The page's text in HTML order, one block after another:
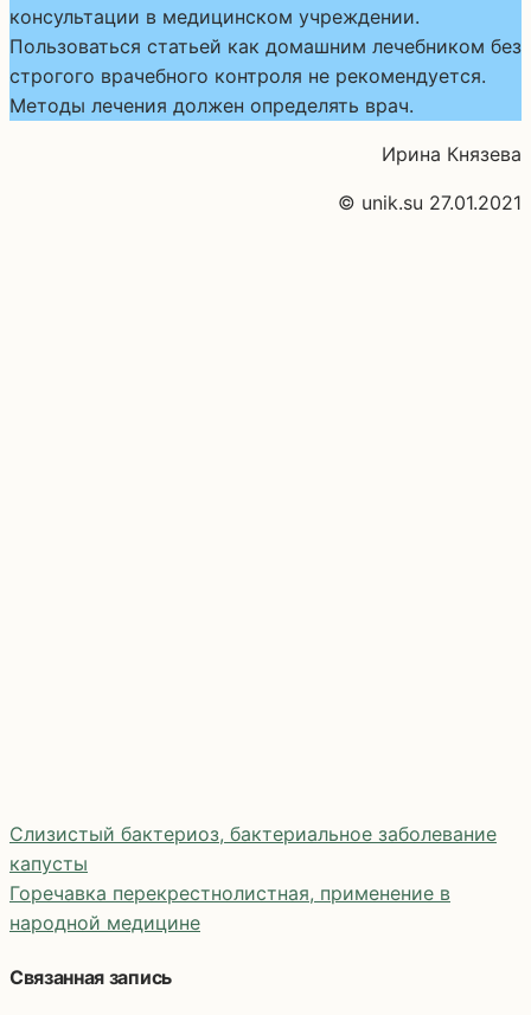
консультации в медицинском учреждении.
Пользоваться статьей как домашним лечебником без
строгого врачебного контроля не рекомендуется.
Методы лечения должен определять врач.
Ирина Князева
© unik.su 27.01.2021
Навигация
записям
Слизистый бактериоз, бактериальное заболевание
капусты
Горечавка перекрестнолистная, применение в
народной медицине
Связанная запись